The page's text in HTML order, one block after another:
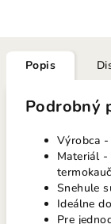
Popis
Podrobný
Výrobca
Materiál -
Snehule
Ideálne
Pre